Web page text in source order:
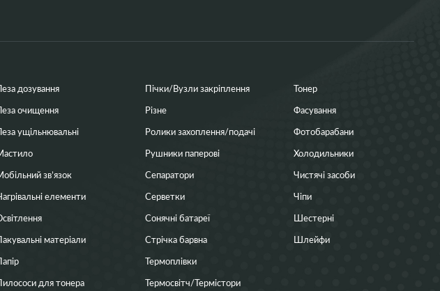
дозування
очищення
ущільнювальні
зв’язок
елементи
матеріали
для тонера
Пічки/Вузли закріплення
Різне
Ролики захоплення/подачі
Рушники паперові
Сепаратори
Серветки
Сонячні батареї
Стрічка барвна
Термоплівки
Термосвітч/Термістори
Тонер
Фасування
Фотобарабани
Холодильники
Чистячі засоби
Чіпи
Шестерні
Шлейфи